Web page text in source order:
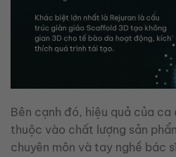
Bên cạnh đó, hiệu quả của
thuộc vào chất lượng sản
chuyên môn và tay nghề bác